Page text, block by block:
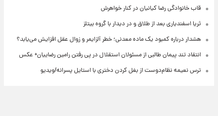
قاب خانوادگی رضا کیانیان در کنار خواهرش
ثریا اسفندیاری بعد از طلاق و در دیدار با گروه بیتلز
هشدار درباره کمبود یک ماده معدنی؛ خطر آلزایمر و زوال عقل افزایش می‌یابد؟
انتقاد تند پیمان طالبی از مسئولان استقلال در پی رفتن رامین رضاییان+ عکس
ترس نعیمه نظام‌دوست از بغل کردن دختری با استایل پسرانه/ویدیو